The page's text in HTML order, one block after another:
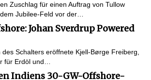
Zuschlag für einen Auftrag von Tullow
Jubilee-Feld vor der…
Johan Sverdrup Powered
des Schalters eröffnete Kjell-Børge Freiberg,
für Erdöl und…
Indiens 30-GW-Offshore-